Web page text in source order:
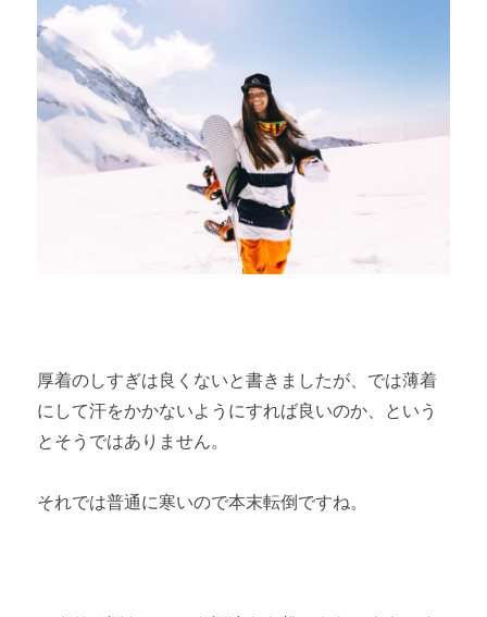
厚着のしすぎは良くないと書きましたが、では薄着
にして汗をかかないようにすれば良いのか、という
とそうではありません。
それでは普通に寒いので本末転倒ですね。